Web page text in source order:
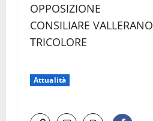
OPPOSIZIONE
CONSILIARE VALLERANO
TRICOLORE
Attualità